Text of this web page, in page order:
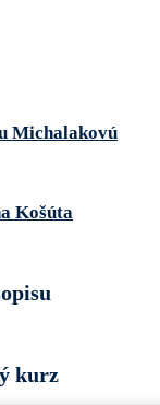
Michalakovú
Košúta
kurz